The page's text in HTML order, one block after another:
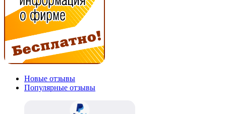
Новые отзывы
Популярные отзывы